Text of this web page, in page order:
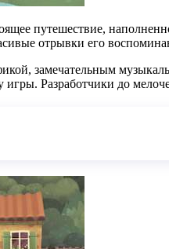
путешествие,
отрывки его
замечательным
Разработчики до